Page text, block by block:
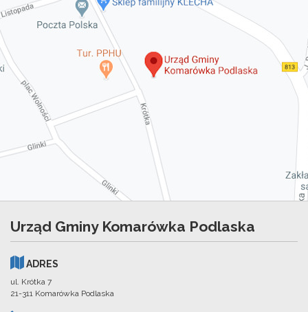
Urząd Gminy Komarówka Podlaska
ADRES
ul. Krótka 7
21-311 Komarówka Podlaska